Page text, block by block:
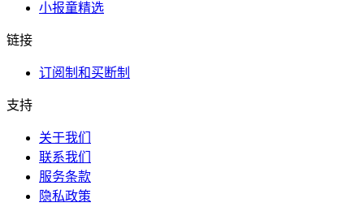
小报童精选
链接
订阅制和买断制
支持
关于我们
联系我们
服务条款
隐私政策